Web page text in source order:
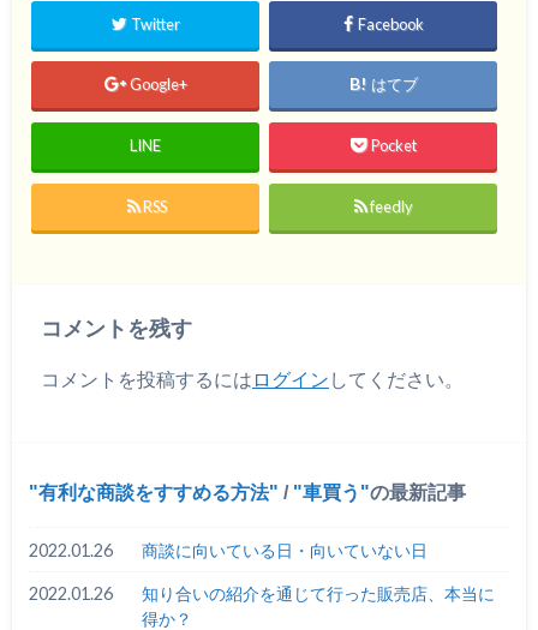
Twitter Facebook
Google+ はてブ
LINE Pocket
RSS feedly
コメントを残す
コメントを投稿するには ログイン してください。
有利な商談をすすめる方法 / 車買う の最新記事
2022.01.26 商談に向いている日・向いていない日
2022.01.26
知り合いの紹介を通じて行った販売店、本当に
得か？